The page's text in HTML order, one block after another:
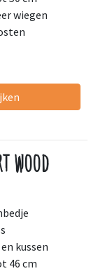
wiegen
wood
kussen
46 cm